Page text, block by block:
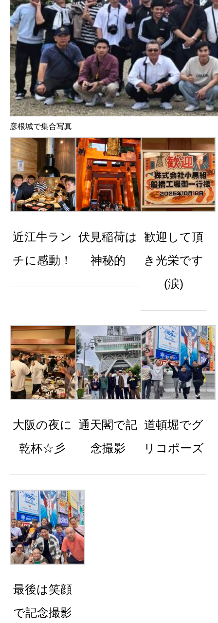
彦根城で集合写真
近江牛ラン
チに感動！
伏見稲荷は
神秘的
歓迎して頂
き光栄です
(涙)
大阪の夜に
乾杯☆彡
通天閣で記
念撮影
道頓堀でグ
リコポーズ
最後は笑顔
で記念撮影